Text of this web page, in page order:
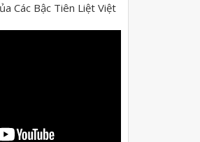
Các Bậc Tiên Liệt Việt